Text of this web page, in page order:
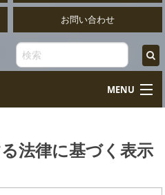
お問い合わせ
MENU
ーデスク
法律に基づく表示